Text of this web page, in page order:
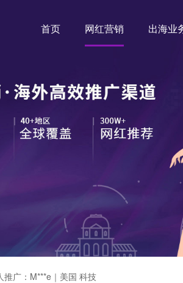
首页 网红营销 出海业
推广：M***e｜美国 科技